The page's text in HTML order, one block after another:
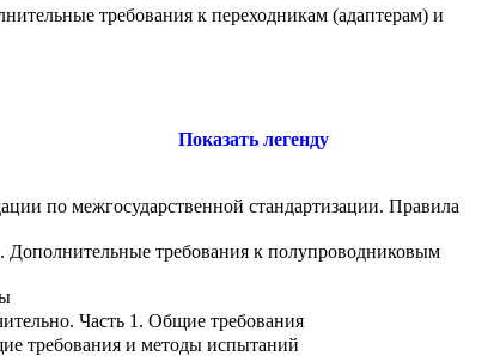
требования к переходникам (адаптерам) и
Показать легенду
по межгосударственной стандартизации. Правила
Дополнительные требования к полупроводниковым
Часть 1. Общие требования
требования и методы испытаний